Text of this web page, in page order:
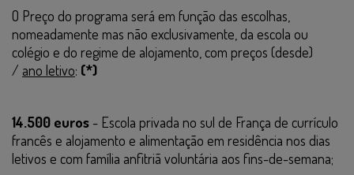
O Preço do programa será em função das escolhas,
nomeadamente mas não exclusivamente, da escola ou
colégio e do regime de alojamento, com preços (desde)
/ ano letivo: (*)
14.500 euros - Escola privada no sul de França de currículo
francês e alojamento e alimentação em residência nos dias
letivos e com família anfitriã voluntária aos fins-de-semana;